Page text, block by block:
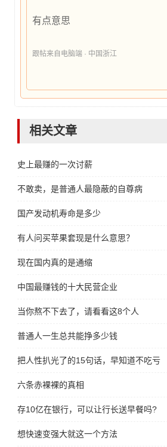
有点意思
跟帖来自电脑端 · 中国浙江
相关文章
史上最赚的一次讨薪
不敢卖，是普通人最隐蔽的自尊病
国产发动机寿命是多少
有人问买苹果套现是什么意思？
现在国内真的是通缩
中国最赚钱的十大民营企业
当你熬不下去了，请看看这8个人
普通人一生总共能挣多少钱
把人性扒光了的15句话，早知道不吃亏
六条赤裸裸的真相
存10亿在银行，可以让行长送早餐吗?
想快速变强大就这一个方法